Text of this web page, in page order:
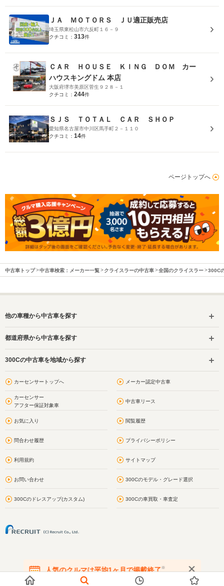
ＪＡ ＭＯＴＯＲＳ ＪＵ適正販売店
埼玉県東松山市六反町１６－９
クチコミ： 313件
ＣＡＲ ＨＯＵＳＥ ＫＩＮＧ ＤＯＭ カー
ハウスキングドム 本店
大阪府堺市美原区菅生９２８－１
クチコミ： 244件
ＳＪＳ ＴＯＴＡＬ ＣＡＲ ＳＨＯＰ
愛知県名古屋市中川区馬手町２－１１０
クチコミ： 14件
ページトップへ
中古車トップ 中古車検索：メーカー一覧 クライスラーの中古車 全国のクライスラー 300C
他の車種から中古車を探す
都道府県から中古車を探す
300Cの中古車を地域から探す
カーセンサートップへ メーカー認定中古車
カーセンサー
アフター保証対象車
中古車リース
お気に入り 閲覧履歴
問合わせ履歴 プライバシーポリシー
利用規約 サイトマップ
お問い合わせ 300Cのモデル・グレード選択
300Cのドレスアップ(カスタム) 300Cの車買取・車査定
人気のクルマは平均1ヶ月で掲載終了※
在庫が無くなる前にお問い合わせください